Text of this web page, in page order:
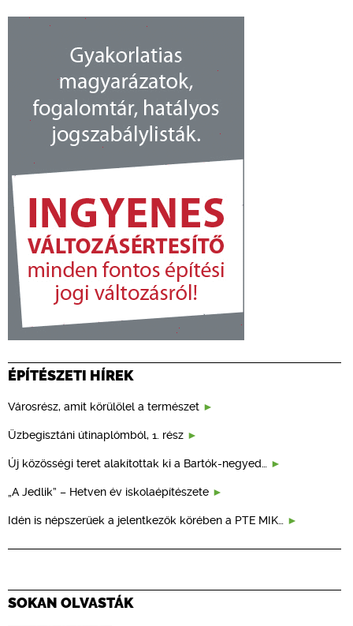
ÉPÍTÉSZETI HÍREK
Városrész, amit körülölel a természet
Üzbegisztáni útinaplómból, 1. rész
Új közösségi teret alakítottak ki a Bartók-negyed…
„A Jedlik” – Hetven év iskolaépítészete
Idén is népszerűek a jelentkezők körében a PTE MIK…
SOKAN OLVASTÁK